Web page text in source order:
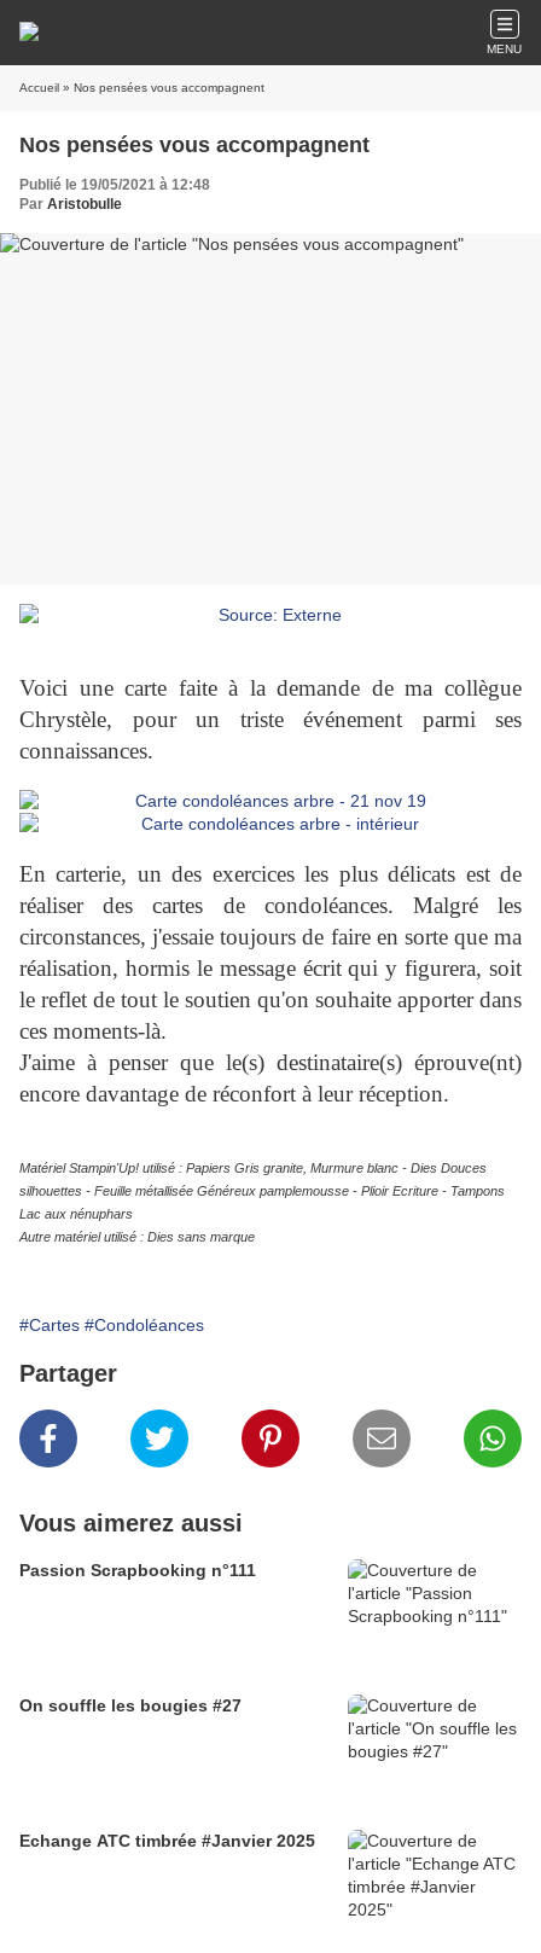
MENU
Accueil » Nos pensées vous accompagnent
Nos pensées vous accompagnent
Publié le 19/05/2021 à 12:48
Par Aristobulle
Voici une carte faite à la demande de ma collègue
Chrystèle, pour un triste événement parmi ses
connaissances.
En carterie, un des exercices les plus délicats est de
réaliser des cartes de condoléances. Malgré les
circonstances, j'essaie toujours de faire en sorte que ma
réalisation, hormis le message écrit qui y figurera, soit
le reflet de tout le soutien qu'on souhaite apporter dans
ces moments-là.
J'aime à penser que le(s) destinataire(s) éprouve(nt)
encore davantage de réconfort à leur réception.
Matériel Stampin'Up! utilisé : Papiers Gris granite, Murmure blanc - Dies Douces
silhouettes - Feuille métallisée Généreux pamplemousse - Plioir Ecriture - Tampons
Lac aux nénuphars
Autre matériel utilisé : Dies sans marque
#Cartes #Condoléances
Partager
Vous aimerez aussi
Passion Scrapbooking n°111
On souffle les bougies #27
Echange ATC timbrée #Janvier 2025